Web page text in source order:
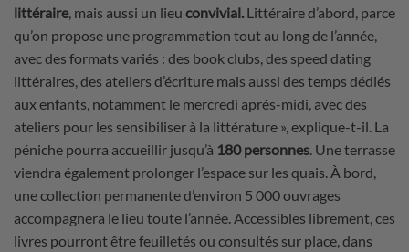
littéraire, mais aussi un lieu convivial.Littéraire d’abord, parce
qu’on propose une programmation tout au long de l’année,
avec des formats variés : des book clubs, des speed dating
littéraires, des ateliers d’écriture mais aussi des temps dédiés
aux enfants, notamment le mercredi après-midi, avec des
ateliers pour les sensibiliser à la littérature », explique-t-il. La
péniche pourra accueillir jusqu’à 180 personnes. Une terrasse
viendra également prolonger l’espace sur les quais. À bord,
une collection permanente d’environ 5 000 ouvrages
accompagnera le lieu toute l’année. Accessibles librement, ces
livres pourront être feuilletés ou consultés sur place, dans